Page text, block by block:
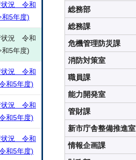
総務部
総務課
危機管理防災課
消防対策室
職員課
能力開発室
管財課
新市庁舎整備推進室
情報企画課
状況 令和
5年度)
状況 令和
5年度)
状況 令和
和5年度)
状況 令和
和5年度)
状況 令和
和5年度)